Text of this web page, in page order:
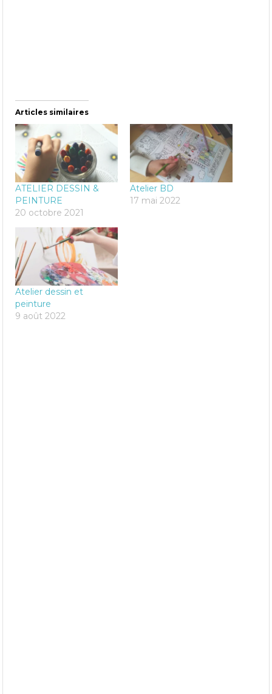
Articles similaires
ATELIER DESSIN &
PEINTURE
20 octobre 2021
Atelier BD
17 mai 2022
Atelier dessin et
peinture
9 août 2022